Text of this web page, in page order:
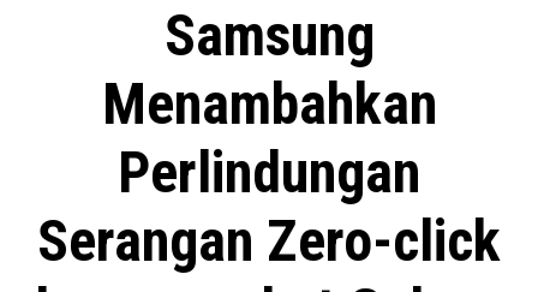
Samsung
Menambahkan
Perlindungan
Serangan Zero-click